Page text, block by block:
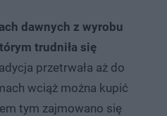
dawnych z wyrobu
trudniła się
przetrwała aż do
wciąż można kupić
tym zajmowano się